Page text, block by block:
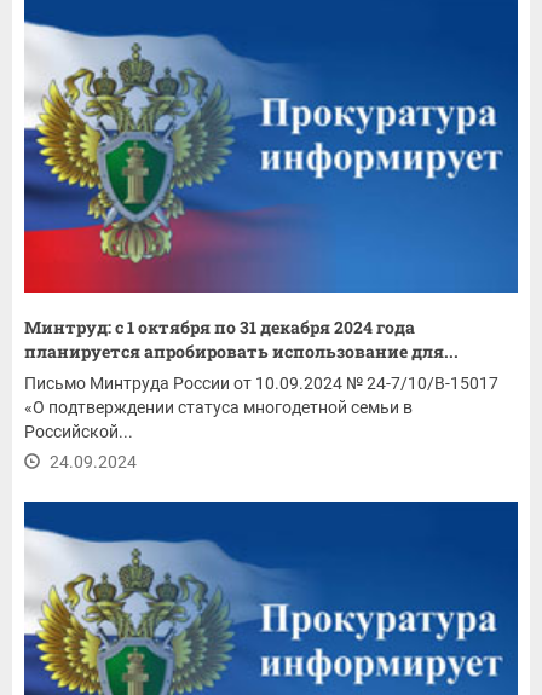
Минтруд: с 1 октября по 31 декабря 2024 года
планируется апробировать использование для...
Письмо Минтруда России от 10.09.2024 № 24-7/10/В-15017
«О подтверждении статуса многодетной семьи в
Российской...
24.09.2024